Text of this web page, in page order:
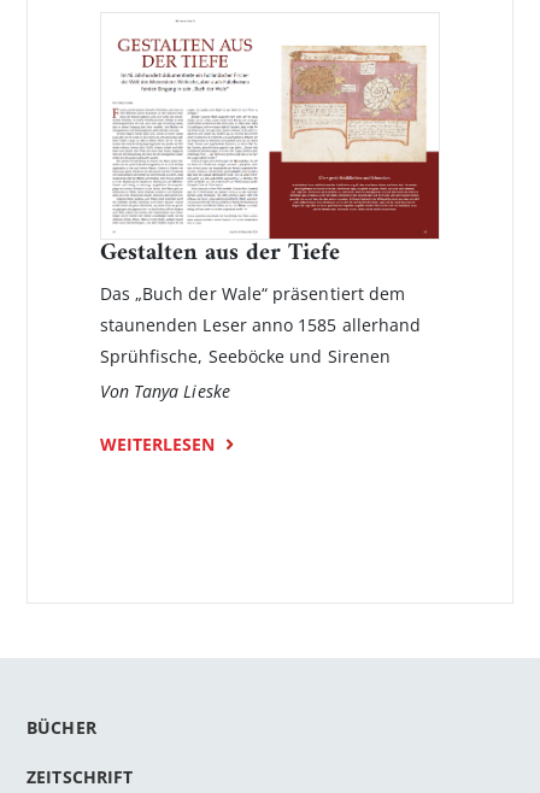
Gestalten aus der Tiefe
Das „Buch der Wale“ präsentiert dem
staunenden Leser anno 1585 allerhand
Sprühfische, Seeböcke und Sirenen
Von Tanya Lieske
WEITERLESEN
BÜCHER
ZEITSCHRIFT